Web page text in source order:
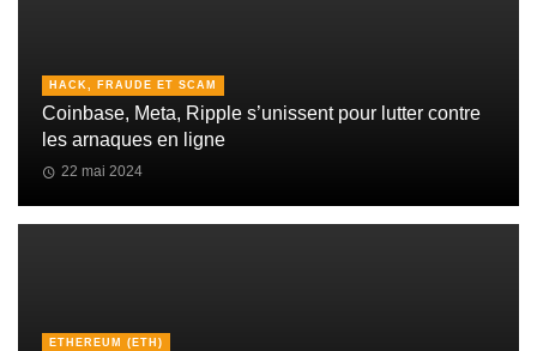
HACK, FRAUDE ET SCAM
Coinbase, Meta, Ripple s’unissent pour lutter contre
les arnaques en ligne
22 mai 2024
ETHEREUM (ETH)